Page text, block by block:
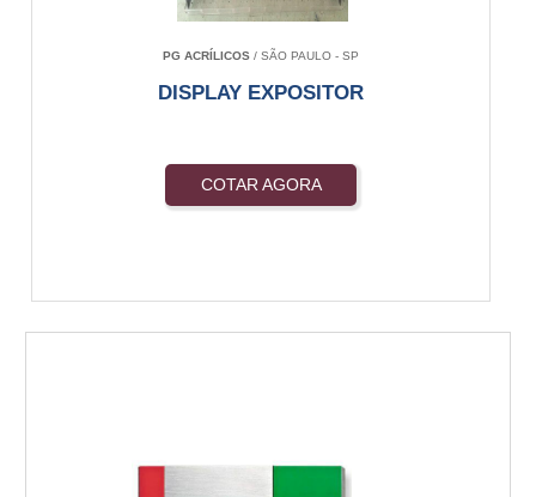
PG ACRÍLICOS / SÃO PAULO - SP
DISPLAY EXPOSITOR
COTAR AGORA